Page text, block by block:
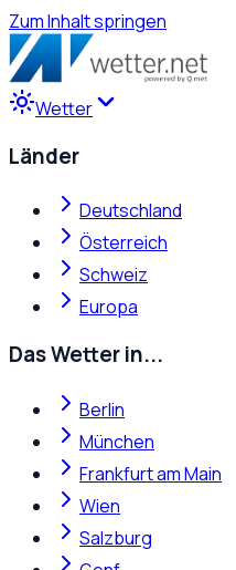
Zum Inhalt springen
Wetter
Länder
Deutschland
Österreich
Schweiz
Europa
Das Wetter in...
Berlin
München
Frankfurt am Main
Wien
Salzburg